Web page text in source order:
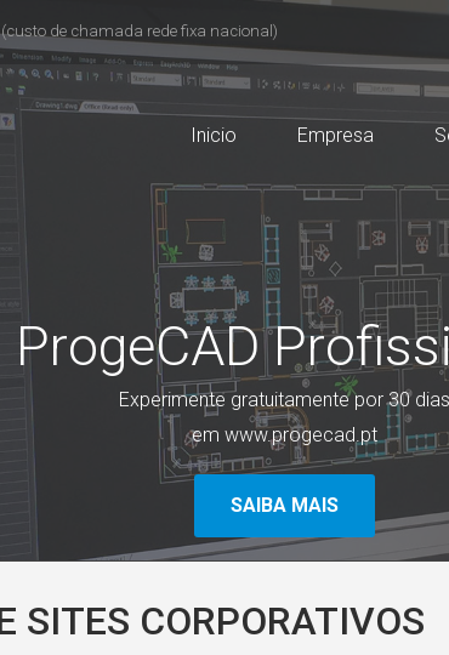
(custo de chamada rede fixa nacional)
Inicio Empresa
ProgeCAD
Experimente gratuitamente por 30 dias
em www.progecad.pt
SAIBA MAIS
SITES CORPORATIVOS